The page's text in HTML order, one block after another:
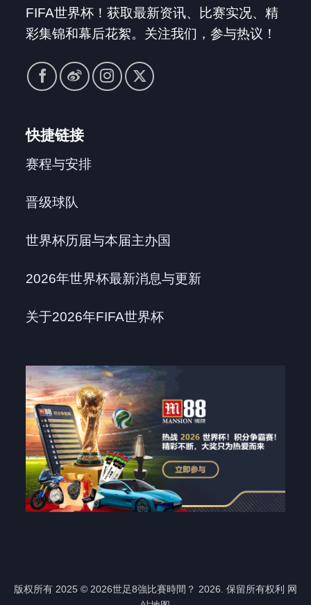
FIFA世界杯！获取最新资讯、比赛实况、精
彩集锦和幕后花絮。关注我们，参与热议！
快捷链接
赛程与安排
晋级球队
世界杯历届与本届主办国
2026年世界杯最新消息与更新
关于2026年FIFA世界杯
版权所有 2025 © 2026世足8強比賽時間？ 2026. 保留所有权利
网